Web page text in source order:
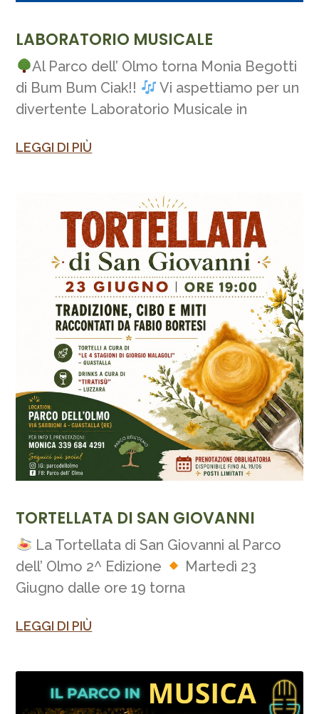
LABORATORIO MUSICALE
Al Parco dell’ Olmo torna Monia Begotti
di Bum Bum Ciak!!
Vi aspettiamo per un
divertente Laboratorio Musicale in
LEGGI DI PIÙ
TORTELLATA DI SAN GIOVANNI
La Tortellata di San Giovanni al Parco
dell’ Olmo 2^ Edizione
Martedì 23
Giugno dalle ore 19 torna
LEGGI DI PIÙ